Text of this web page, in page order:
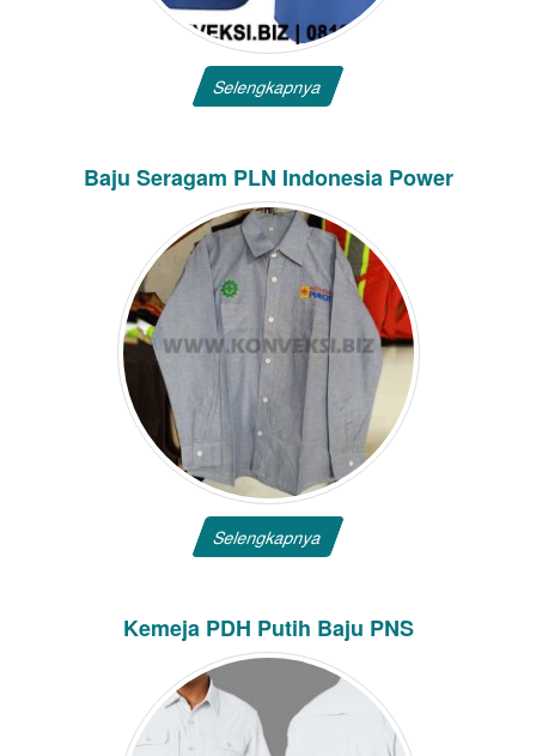
Selengkapnya
Baju Seragam PLN Indonesia Power
Selengkapnya
Kemeja PDH Putih Baju PNS